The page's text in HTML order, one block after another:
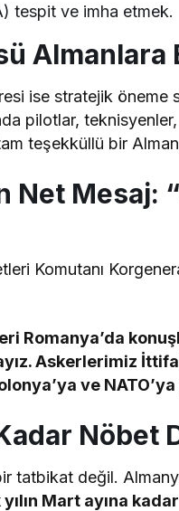
tespit ve imha etmek.
Almanlara
ise stratejik öneme
pilotlar,
teşekküllü bir
Net Mesaj:
Komutanı
Romanya’da
Askerlerimiz
ve
Nöbet
tatbikat değil.
Mart ayına kadar